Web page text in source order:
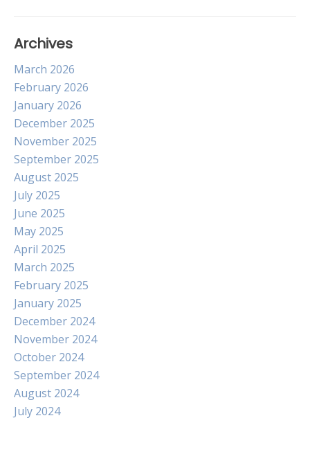
Archives
March 2026
February 2026
January 2026
December 2025
November 2025
September 2025
August 2025
July 2025
June 2025
May 2025
April 2025
March 2025
February 2025
January 2025
December 2024
November 2024
October 2024
September 2024
August 2024
July 2024